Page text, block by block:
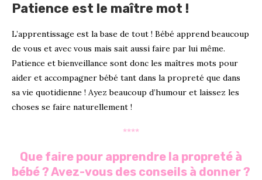
Patience est le maître mot !
L’apprentissage est la base de tout ! Bébé apprend beaucoup
de vous et avec vous mais sait aussi faire par lui même.
Patience et bienveillance sont donc les maîtres mots pour
aider et accompagner bébé tant dans la propreté que dans
sa vie quotidienne ! Ayez beaucoup d’humour et laissez les
choses se faire naturellement !
****
Que faire pour apprendre la propreté à
bébé ? Avez-vous des conseils à donner ?